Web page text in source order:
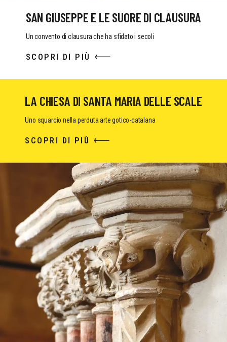
SAN GIUSEPPE E LE SUORE DI CLAUSURA
Un convento di clausura che ha sfidato i secoli
SCOPRI DI PIÙ
LA CHIESA DI SANTA MARIA DELLE SCALE
Uno squarcio nella perduta arte gotico-catalana
SCOPRI DI PIÙ